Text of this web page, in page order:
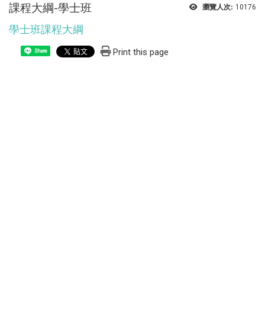
瀏覽人次: 10176
課程大綱-學士班
學士班課程大綱
Share Print this page